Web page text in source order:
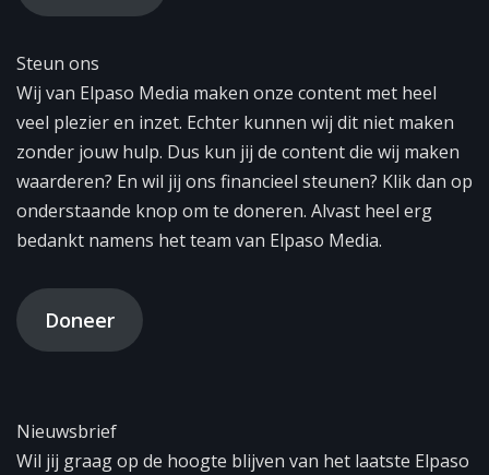
Steun ons
Wij van Elpaso Media maken onze content met heel
veel plezier en inzet. Echter kunnen wij dit niet maken
zonder jouw hulp. Dus kun jij de content die wij maken
waarderen? En wil jij ons financieel steunen? Klik dan op
onderstaande knop om te doneren. Alvast heel erg
bedankt namens het team van Elpaso Media.
Doneer
Nieuwsbrief
Wil jij graag op de hoogte blijven van het laatste Elpaso